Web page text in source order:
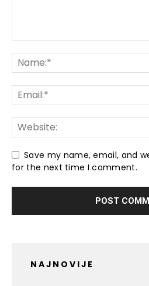
Save my name, email, and
for the next time I comment.
NAJNOVIJE